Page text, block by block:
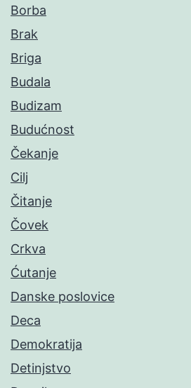
Borba
Brak
Briga
Budala
Budizam
Budućnost
Čekanje
Cilj
Čitanje
Čovek
Crkva
Ćutanje
Danske poslovice
Deca
Demokratija
Detinjstvo